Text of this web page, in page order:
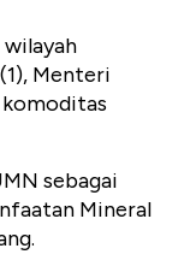
Menteri
sebagai
Mineral